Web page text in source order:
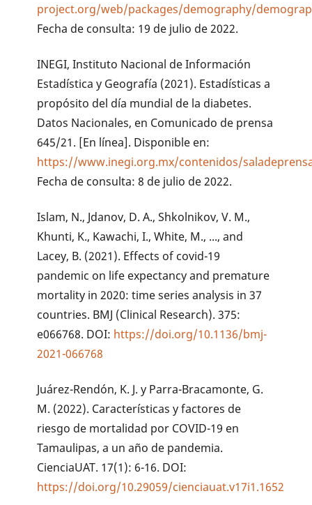
project.org/web/packages/demography/
Fecha de consulta: 19 de julio de 2022.
INEGI, Instituto Nacional de Información
Estadística y Geografía (2021). Estadísticas a
propósito del día mundial de la diabetes.
Datos Nacionales, en Comunicado de prensa
645/21. [En línea]. Disponible en:
https://www.inegi.org.mx/contenidos/
Fecha de consulta: 8 de julio de 2022.
Islam, N., Jdanov, D. A., Shkolnikov, V. M.,
Khunti, K., Kawachi, I., White, M., ..., and
Lacey, B. (2021). Effects of covid-19
pandemic on life expectancy and premature
mortality in 2020: time series analysis in 37
countries. BMJ (Clinical Research). 375:
e066768. DOI: https://doi.org/10.1136/bmj-
2021-066768
Juárez-Rendón, K. J. y Parra-Bracamonte, G.
M. (2022). Características y factores de
riesgo de mortalidad por COVID-19 en
Tamaulipas, a un año de pandemia.
CienciaUAT. 17(1): 6-16. DOI:
https://doi.org/10.29059/cienciauat.v17i1.1652